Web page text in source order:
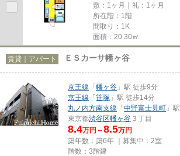
敷：1ヶ月｜礼：1ヶ月
所在階：1階
間取り：1K
面積：20.30㎡
賃貸｜アパート ＥＳカーサ幡ヶ谷
京王線 「幡ヶ谷 」駅 徒歩9分
京王線 「笹塚 」駅 徒歩14分
丸ノ内方南支線 「中野富士見町 」
東京都渋谷区幡ヶ谷 ３丁目
8.4万円～8.5万円
築年数：築6年 ｜募集中： 2室
階数：3階建